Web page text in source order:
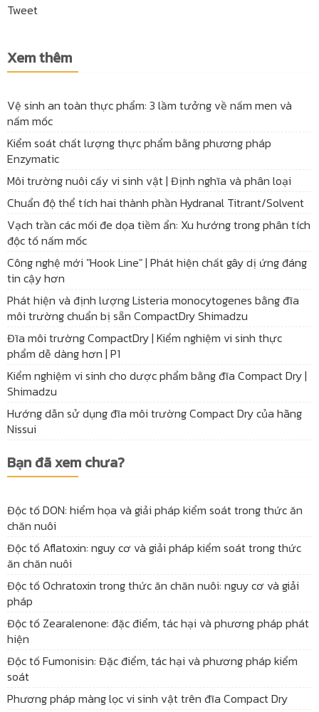
Tweet
Xem thêm
Vệ sinh an toàn thực phẩm: 3 lầm tưởng về nấm men và
nấm mốc
Kiểm soát chất lượng thực phẩm bằng phương pháp
Enzymatic
Môi trường nuôi cấy vi sinh vật | Định nghĩa và phân loại
Chuẩn độ thể tích hai thành phần Hydranal Titrant/Solvent
Vạch trần các mối đe dọa tiềm ẩn: Xu hướng trong phân tích
độc tố nấm mốc
Công nghệ mới "Hook Line" | Phát hiện chất gây dị ứng đáng
tin cậy hơn
Phát hiện và định lượng Listeria monocytogenes bằng đĩa
môi trường chuẩn bị sẵn CompactDry Shimadzu
Đĩa môi trường CompactDry | Kiểm nghiệm vi sinh thực
phẩm dễ dàng hơn | P1
Kiểm nghiệm vi sinh cho dược phẩm bằng đĩa Compact Dry |
Shimadzu
Hướng dẫn sử dụng đĩa môi trường Compact Dry của hãng
Nissui
Bạn đã xem chưa?
Độc tố DON: hiểm họa và giải pháp kiểm soát trong thức ăn
chăn nuôi
Độc tố Aflatoxin: nguy cơ và giải pháp kiểm soát trong thức
ăn chăn nuôi
Độc tố Ochratoxin trong thức ăn chăn nuôi: nguy cơ và giải
pháp
Độc tố Zearalenone: đặc điểm, tác hại và phương pháp phát
hiện
Độc tố Fumonisin: Đặc điểm, tác hại và phương pháp kiểm
soát
Phương pháp màng lọc vi sinh vật trên đĩa Compact Dry